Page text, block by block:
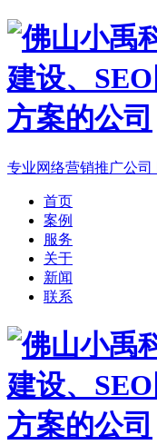
专业网络营销推广公司
首页
案例
服务
关于
新闻
联系